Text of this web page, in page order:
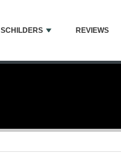
SCHILDERS REVIEWS